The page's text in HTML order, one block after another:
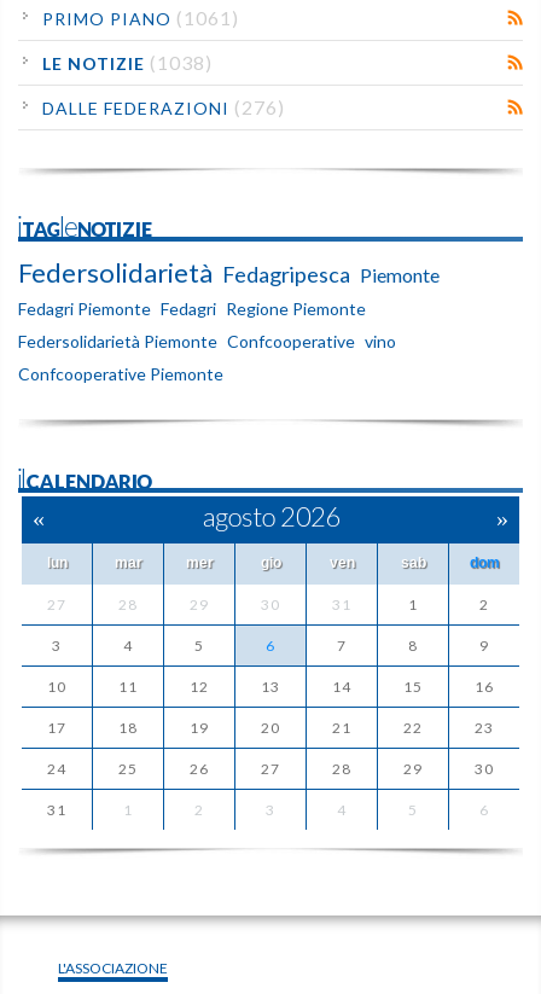
PRIMO PIANO (1061)
LE NOTIZIE (1038)
DALLE FEDERAZIONI (276)
iTAGleNOTIZIE
Federsolidarietà Fedagripesca Piemonte
Fedagri Piemonte Fedagri Regione Piemonte
Federsolidarietà Piemonte Confcooperative vino
Confcooperative Piemonte
ilCALENDARIO
« agosto 2026 »
lun mar mer gio ven sab dom
27 28 29 30 31 1 2
3 4 5 6 7 8 9
10 11 12 13 14 15 16
17 18 19 20 21 22 23
24 25 26 27 28 29 30
31 1 2 3 4 5 6
L'ASSOCIAZIONE